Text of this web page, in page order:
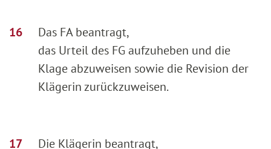
Das FA beantragt,
das Urteil des FG aufzuheben und die
Klage abzuweisen sowie die Revision der
Klägerin zurückzuweisen.
Die Klägerin beantragt,